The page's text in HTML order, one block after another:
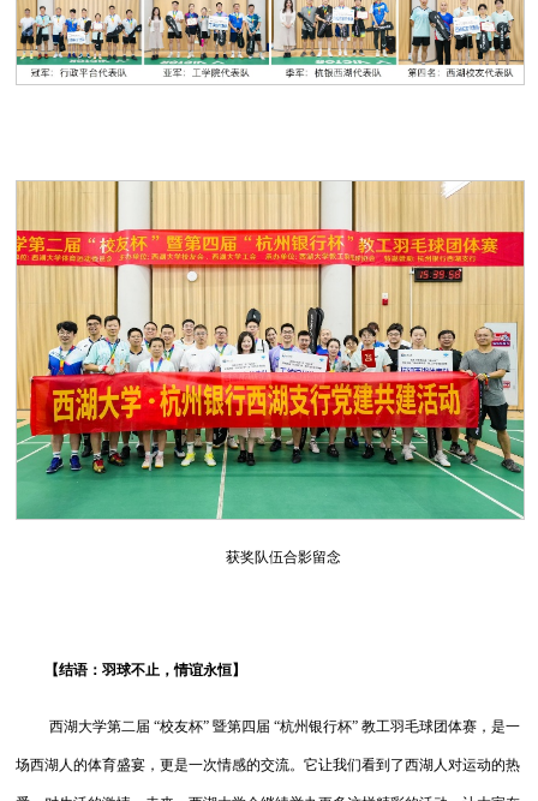
获奖队伍合影留念
【结语：羽球不止，情谊永恒】
西湖大学第二届 “校友杯” 暨第四届 “杭州银行杯” 教工羽毛球团体赛，是一
场西湖人的体育盛宴，更是一次情感的交流。它让我们看到了西湖人对运动的热